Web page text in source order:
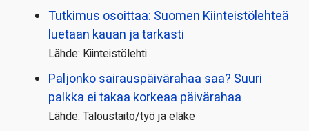
Tutkimus osoittaa: Suomen Kiinteistölehteä
luetaan kauan ja tarkasti
Lähde: Kiinteistölehti
Paljonko sairauspäivä­rahaa saa? Suuri
palkka ei takaa korkeaa päivärahaa
Lähde: Taloustaito/työ ja eläke